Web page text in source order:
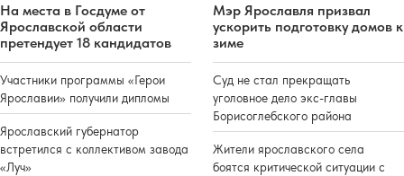
На места в Госдуме от
Ярославской области
претендует 18 кандидатов
Участники программы «Герои
Ярославии» получили дипломы
Ярославский губернатор
встретился с коллективом завода
«Луч»
Мэр Ярославля призвал
ускорить подготовку домов к
зиме
Суд не стал прекращать
уголовное дело экс-главы
Борисоглебского района
Жители ярославского села
боятся критической ситуации с